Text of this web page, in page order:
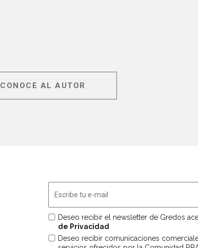
CONOCE AL AUTOR
Deseo recibir el newsletter de Gredos
de Privacidad
Deseo recibir comunicaciones